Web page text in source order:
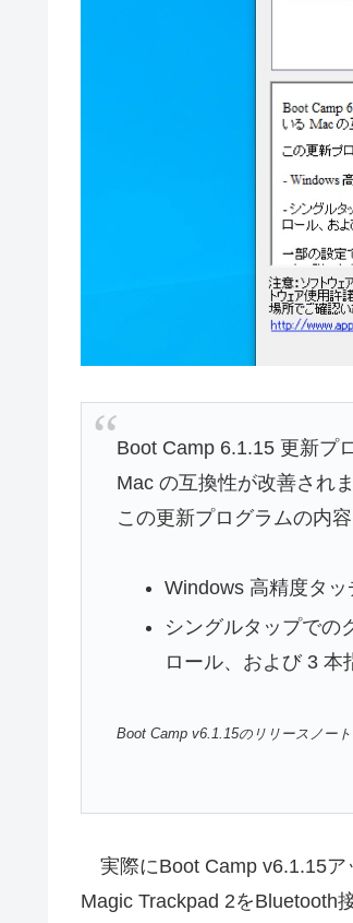
Boot Camp 6.1.15 更新プ
Mac の互換性が改善されま
この更新プログラムの内
Windows 高精度タ
シングルタップでの
ロール、および 3 本
Boot Camp v6.1.15のリリースノー
実際にBoot Camp v6.1.15ア
Magic Trackpad 2をBluetooth